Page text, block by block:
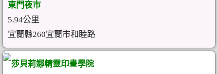
東門夜市
5.94公里
宜蘭縣260宜蘭市和睦路
莎貝莉娜精靈印畫學院